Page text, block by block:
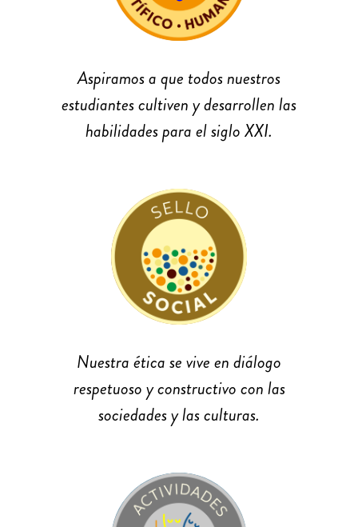
Aspiramos a que todos nuestros
estudiantes cultiven y desarrollen las
habilidades para el siglo XXI.
Nuestra ética se vive en diálogo
respetuoso y constructivo con las
sociedades y las culturas.